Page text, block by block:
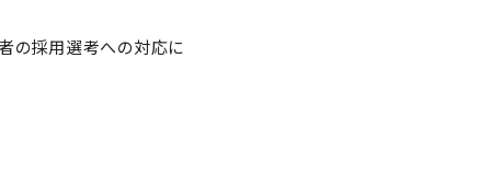
の採用選考への対応に